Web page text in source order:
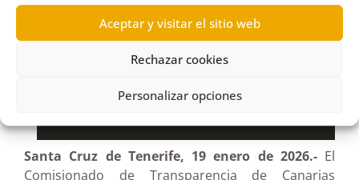
Aceptar y visitar el sitio web
Rechazar cookies
Personalizar opciones
Santa Cruz de Tenerife, 19 enero de 2026.- El
Comisionado de Transparencia de Canarias